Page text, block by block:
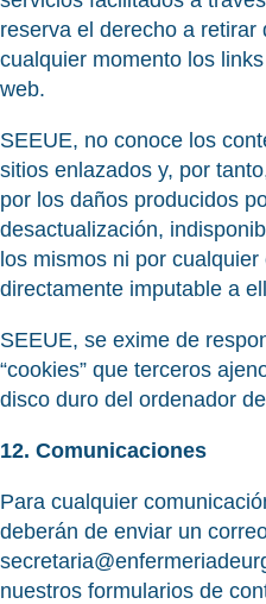
reserva el derecho a retirar
cualquier momento los
web.
SEEUE, no conoce los
sitios enlazados y, por
por los daños producidos
desactualización,
los mismos ni por
directamente imputable a
SEEUE, se exime de
“cookies” que terceros
disco duro del ordenador
12. Comunicaciones
Para cualquier
deberán de enviar un
nuestros formularios de